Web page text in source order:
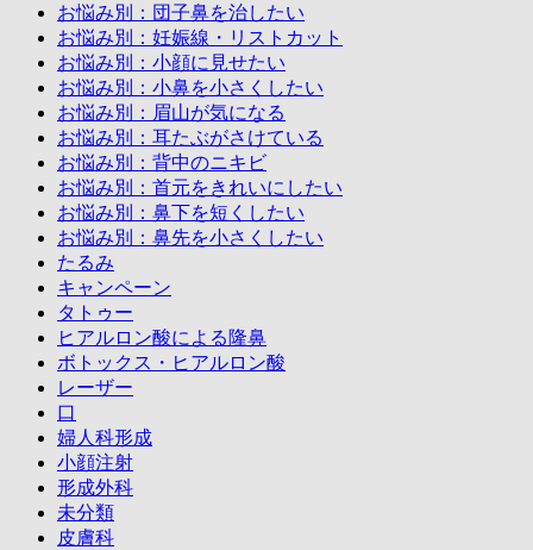
お悩み別：団子鼻を治したい
お悩み別：妊娠線・リストカット
お悩み別：小顔に見せたい
お悩み別：小鼻を小さくしたい
お悩み別：眉山が気になる
お悩み別：耳たぶがさけている
お悩み別：背中のニキビ
お悩み別：首元をきれいにしたい
お悩み別：鼻下を短くしたい
お悩み別：鼻先を小さくしたい
たるみ
キャンペーン
タトゥー
ヒアルロン酸による隆鼻
ボトックス・ヒアルロン酸
レーザー
口
婦人科形成
小顔注射
形成外科
未分類
皮膚科